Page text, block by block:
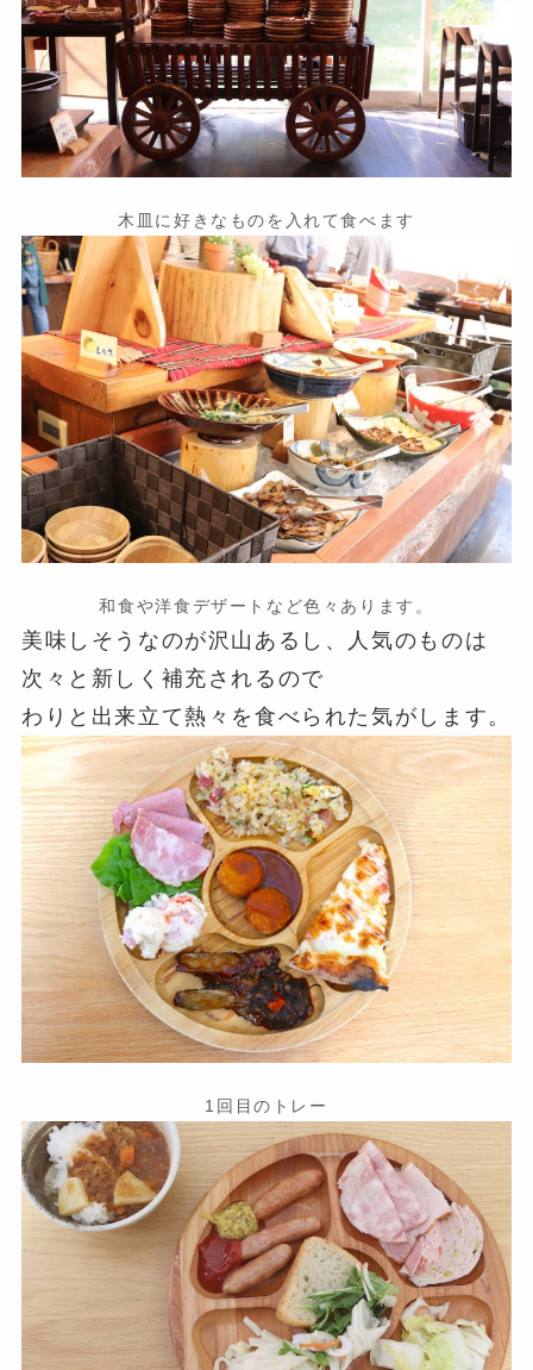
木皿に好きなものを入れて食べます
和食や洋食デザートなど色々あります。
美味しそうなのが沢山あるし、人気のものは
次々と新しく補充されるので
わりと出来立て熱々を食べられた気がします。
1回目のトレー